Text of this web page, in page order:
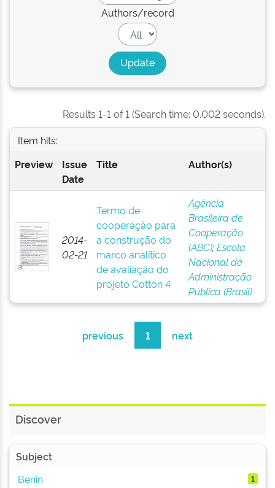
Authors/record
Results 1-1 of 1 (Search time: 0.002 seconds).
Item hits:
Preview
Issue
Date
Title Author(s)
2014-
02-21
Termo de
cooperação para
a construção do
marco analítico
de avaliação do
projeto Cotton 4
Agência
Brasileira de
Cooperação
(ABC);Escola
Nacional de
Administração
Pública (Brasil)
previous 1 next
Discover
Subject
Benin
1